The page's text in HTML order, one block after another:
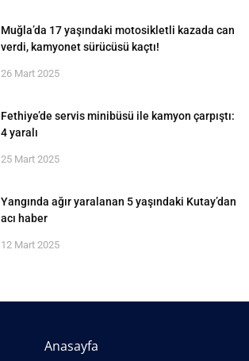
Muğla’da 17 yaşındaki motosikletli kazada can
verdi, kamyonet sürücüsü kaçtı!
26 Mart 2025
Fethiye’de servis minibüsü ile kamyon çarpıştı:
4 yaralı
25 Mart 2025
Yangında ağır yaralanan 5 yaşındaki Kutay’dan
acı haber
12 Mart 2025
Anasayfa